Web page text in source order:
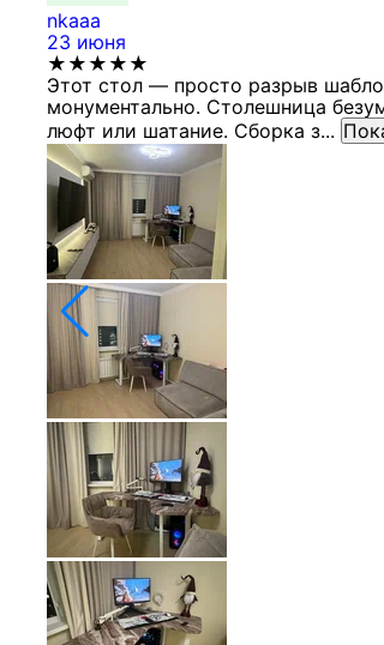
nkaaa
23 июня
★★★★★
Этот стол — просто разрыв
монументально. Столешница
люфт или шатание. Сборка з...